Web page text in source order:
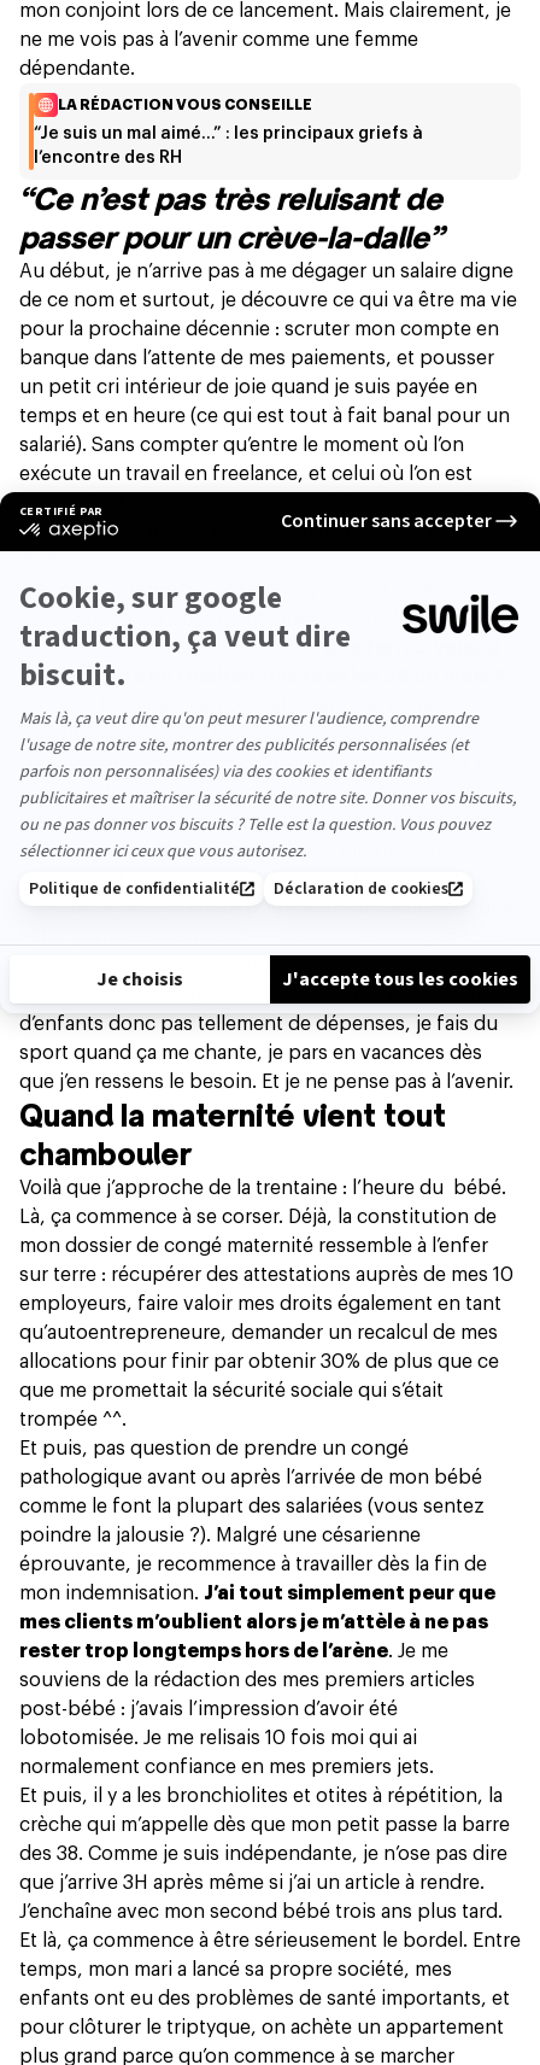
mon conjoint lors de ce lancement. Mais clairement, je
ne me vois pas à l’avenir comme une femme
dépendante.
LA RÉDACTION VOUS CONSEILLE
“Je suis un mal aimé…” : les principaux griefs à
l’encontre des RH
“Ce n’est pas très reluisant de
passer pour un crève-la-dalle”
Au début, je n’arrive pas à me dégager un salaire digne
de ce nom et surtout, je découvre ce qui va être ma vie
pour la prochaine décennie : scruter mon compte en
banque dans l’attente de mes paiements, et pousser
un petit cri intérieur de joie quand je suis payée en
temps et en heure (ce qui est tout à fait banal pour un
salarié). Sans compter qu’entre le moment où l’on
exécute un travail en freelance, et celui où l’on est
payé, il faut attendre au minimum 30 jours, voire 60
jours (parfois plus !). Et croyez-moi, c’est long, très
D’ailleurs, j’en profite pour envoyer un SOS de
détresse aux services de compta : traitez les freelances
comme vous traitez vos salariés ! Que feriez-vous si
votre salaire ne tombait pas tous les 28 du mois ?
Certains freelances en ont tellement marre qu’ils
renoncent à relancer leur client, parce que
franchement, ce n’est pas très reluisant de passer pour
un crève-la-dalle.
Malgré ces désagréments, je trouve mon équilibre
dans ce statut. Un peu comme une intermittente,
j’alterne entre période de chômage et piges salariées.
Puis j’opte pour le statut d’autoentrepreneur pour une
revenus encore faibles. Mais bon, je n’ai pas encore
d’enfants donc pas tellement de dépenses, je fais du
sport quand ça me chante, je pars en vacances dès
que j’en ressens le besoin. Et je ne pense pas à l’avenir.
Quand la maternité vient tout
chambouler
Voilà que j’approche de la trentaine : l’heure du bébé.
Là, ça commence à se corser. Déjà, la constitution de
mon dossier de congé maternité ressemble à l’enfer
sur terre : récupérer des attestations auprès de mes 10
employeurs, faire valoir mes droits également en tant
qu’autoentrepreneure, demander un recalcul de mes
allocations pour finir par obtenir 30% de plus que ce
que me promettait la sécurité sociale qui s’était
trompée ^^.
Et puis, pas question de prendre un congé
pathologique avant ou après l’arrivée de mon bébé
comme le font la plupart des salariées (vous sentez
poindre la jalousie ?). Malgré une césarienne
éprouvante, je recommence à travailler dès la fin de
mon indemnisation. J’ai tout simplement peur que
mes clients m’oublient alors je m’attèle à ne pas
rester trop longtemps hors de l’arène. Je me
souviens de la rédaction des mes premiers articles
post-bébé : j’avais l’impression d’avoir été
lobotomisée. Je me relisais 10 fois moi qui ai
normalement confiance en mes premiers jets.
Et puis, il y a les bronchiolites et otites à répétition, la
crèche qui m’appelle dès que mon petit passe la barre
des 38. Comme je suis indépendante, je n’ose pas dire
que j’arrive 3H après même si j’ai un article à rendre.
J’enchaîne avec mon second bébé trois ans plus tard.
Et là, ça commence à être sérieusement le bordel. Entre
temps, mon mari a lancé sa propre société, mes
enfants ont eu des problèmes de santé importants, et
pour clôturer le triptyque, on achète un appartement
plus grand parce qu’on commence à se marcher